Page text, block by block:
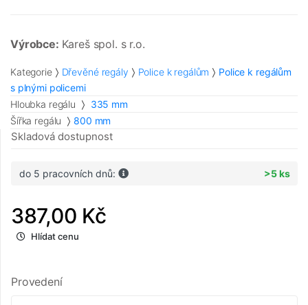
Výrobce: Kareš spol. s r.o.
Kategorie Dřevěné regály Police k regálům
Police k regálům
s plnými policemi
Hloubka regálu
335 mm
Šířka regálu
800 mm
Skladová dostupnost
do 5 pracovních dnů: >5 ks
387,00 Kč
Hlídat cenu
Provedení